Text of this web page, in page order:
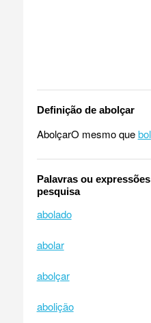
Definição de abolçar
AbolçarO mesmo que
Palavras ou
pesquisa
abolado
abolar
abolçar
abolição